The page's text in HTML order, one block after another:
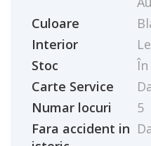
Culoare
Interior
Stoc
În
Carte Service
Numar locuri
5
Fara accident in